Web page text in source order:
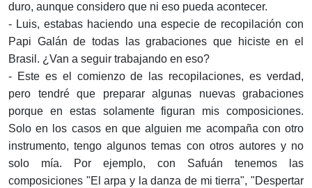
duro, aunque considero que ni eso pueda acontecer.
- Luis, estabas haciendo una especie de recopilación con
Papi Galán de todas las grabaciones que hiciste en el
Brasil. ¿Van a seguir trabajando en eso?
- Este es el comienzo de las recopilaciones, es verdad,
pero tendré que preparar algunas nuevas grabaciones
porque en estas solamente figuran mis composiciones.
Solo en los casos en que alguien me acompaña con otro
instrumento, tengo algunos temas con otros autores y no
solo mía. Por ejemplo, con Safuán tenemos las
composiciones "El arpa y la danza de mi tierra", "Despertar